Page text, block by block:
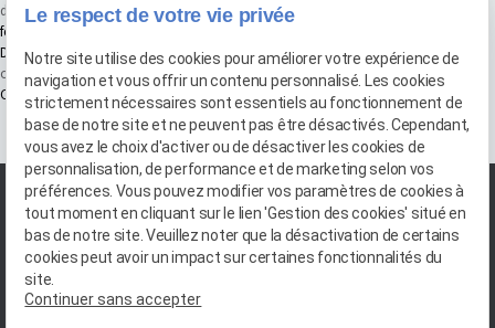
décembre 2025
fermeture annuel 2025
Des travaux pensés pour les Pros
octobre 2025
Carrelage : les types et formats tendance à adopter en 2025
Voir toutes les actualités
Le respect de votre vie privée
Notre site utilise des cookies pour améliorer votre expérience de
navigation et vous offrir un contenu personnalisé. Les cookies
strictement nécessaires sont essentiels au fonctionnement de
base de notre site et ne peuvent pas être désactivés. Cependant,
vous avez le choix d'activer ou de désactiver les cookies de
personnalisation, de performance et de marketing selon vos
préférences. Vous pouvez modifier vos paramètres de cookies à
tout moment en cliquant sur le lien 'Gestion des cookies' situé en
bas de notre site. Veuillez noter que la désactivation de certains
cookies peut avoir un impact sur certaines fonctionnalités du
site.
Continuer sans accepter